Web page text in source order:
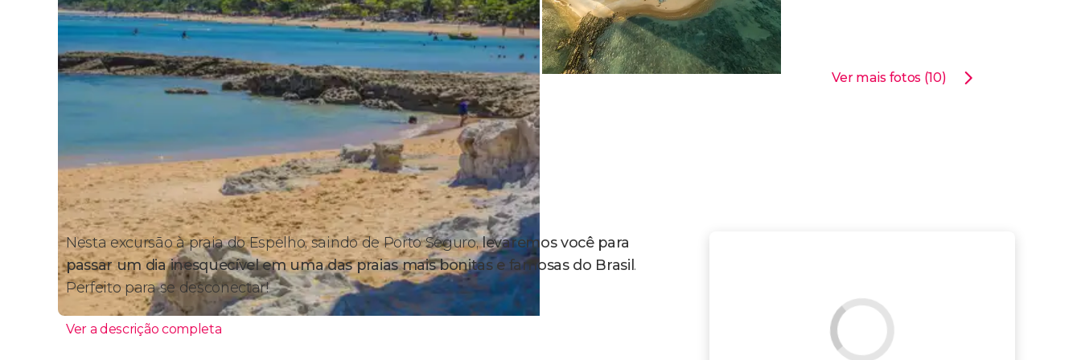
Ver mais fotos (10)
Nesta excursão à praia do Espelho, saindo de Porto Seguro,levaremos você para
passar um dia inesquecível em uma das praias mais bonitas e famosas do Brasil .
Perfeito para se desconectar!
Ver a descrição completa